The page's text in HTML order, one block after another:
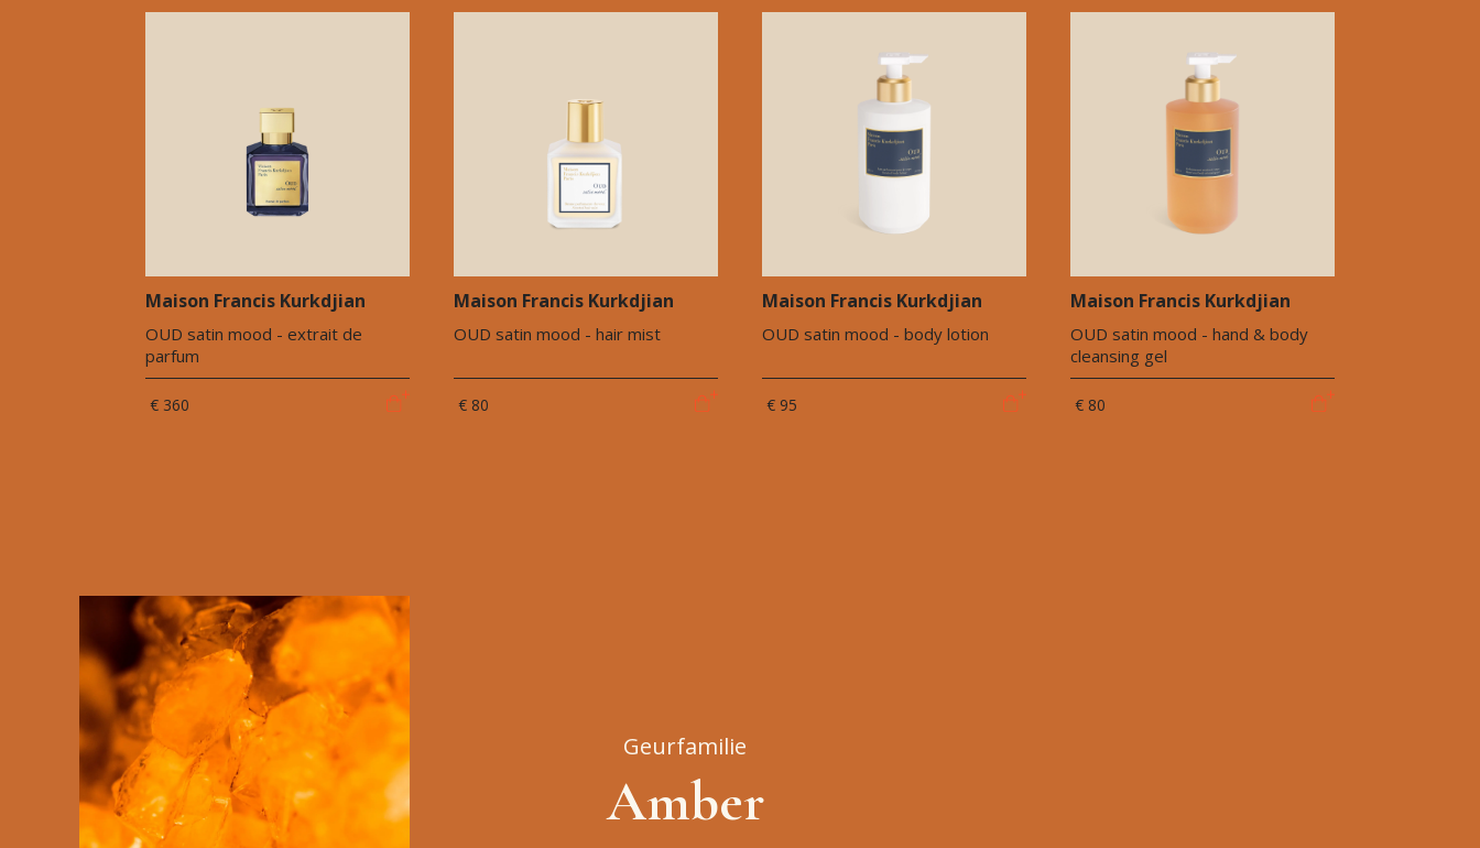
Maison Francis Kurkdjian
OUD satin mood - extrait de
parfum
€ 360
Maison Francis Kurkdjian
OUD satin mood - hair mist
€ 80
Maison Francis Kurkdjian
OUD satin mood - body lotion
€ 95
Maison Francis Kurkdjian
OUD satin mood - hand & body
cleansing gel
€ 80
Geurfamilie
Amber